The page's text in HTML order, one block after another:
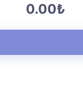
0.00₺